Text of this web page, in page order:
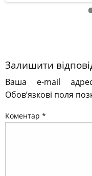
Залишити
Ваша e-mail
Обов’язкові поля
Коментар *